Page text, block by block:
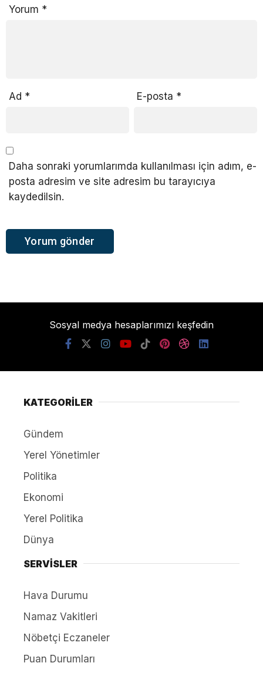
Yorum *
Ad * E-posta *
Daha sonraki yorumlarımda kullanılması için adım, e-
posta adresim ve site adresim bu tarayıcıya
kaydedilsin.
Sosyal medya hesaplarımızı keşfedin
KATEGORİLER
Gündem
Yerel Yönetimler
Politika
Ekonomi
Yerel Politika
Dünya
SERVİSLER
Hava Durumu
Namaz Vakitleri
Nöbetçi Eczaneler
Puan Durumları